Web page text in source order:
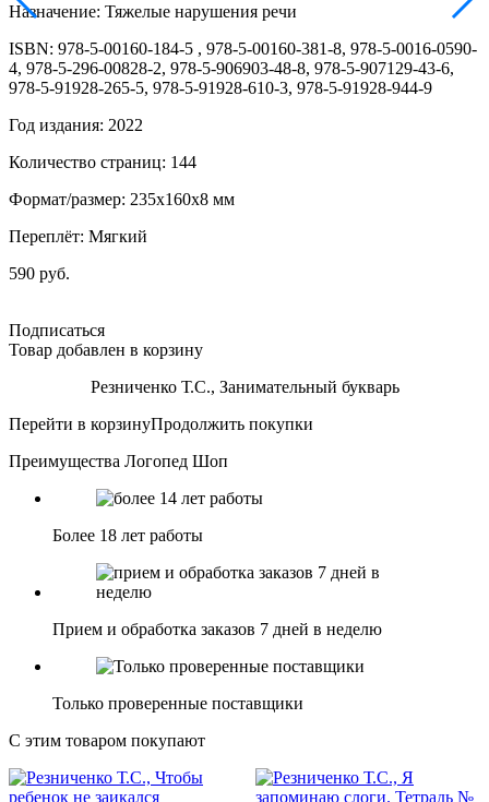
Назначение: Тяжелые нарушения речи
ISBN: 978-5-00160-184-5 , 978-5-00160-381-8, 978-5-0016-0590-
4, 978-5-296-00828-2, 978-5-906903-48-8, 978-5-907129-43-6,
978-5-91928-265-5, 978-5-91928-610-3, 978-5-91928-944-9
Год издания: 2022
Количество страниц: 144
Формат/размер: 235x160x8 мм
Переплёт: Мягкий
590 руб.
Подписаться
Товар добавлен в корзину
Резниченко Т.С., Занимательный букварь
Перейти в корзинуПродолжить покупки
Преимущества Логопед Шоп
Более 18 лет работы
Прием и обработка заказов 7 дней в неделю
Только проверенные поставщики
С этим товаром покупают